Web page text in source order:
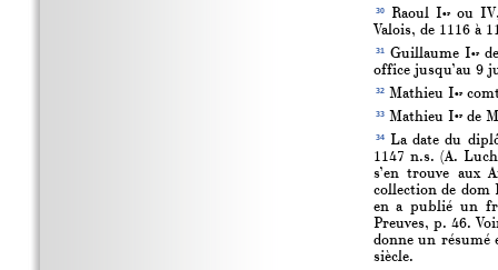
30Raoul Ierou IV,
Valois, de 1116 à
31Guillaume Ier
office jusqu’au 9
32Mathieu Ier
33Mathieu Ierde
34La date du
1147 n.s. (A.
s’en trouve aux
collection de dom
en a publié un
Preuves, p. 46.
donne un résumé
siècle.